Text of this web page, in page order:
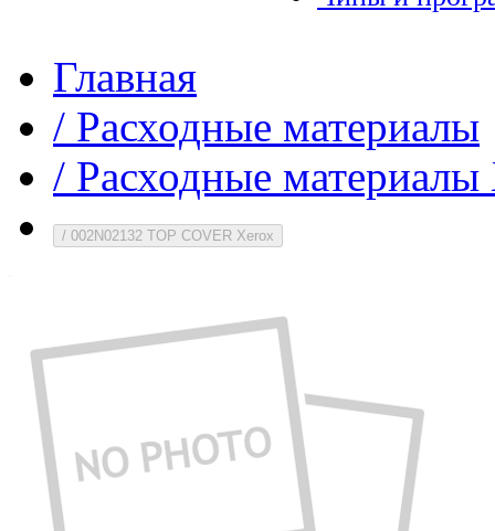
Главная
/ Расходные материалы
/ Расходные
/ 002N02132 TOP COVER Xerox